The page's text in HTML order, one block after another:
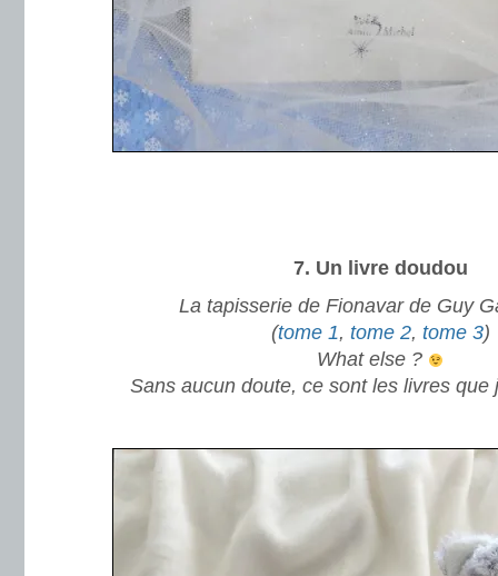
7. Un livre doudou
La tapisserie de Fionavar de Guy
(tome 1, tome 2, tome 3)
What else ?
Sans aucun doute, ce sont les livres que